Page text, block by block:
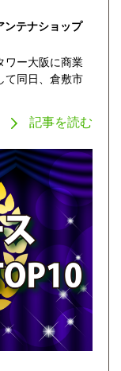
ンテナショップ
ワー大阪に商業
て同日、倉敷市
記事を読む